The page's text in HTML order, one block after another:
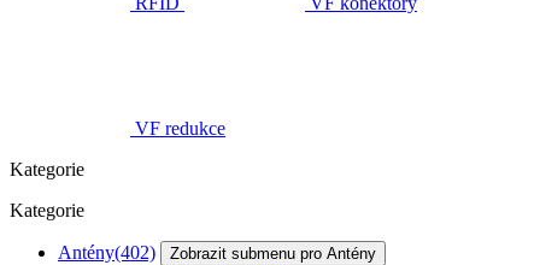
VF redukce
Kategorie
Kategorie
Antény(402) Zobrazit submenu pro Antény